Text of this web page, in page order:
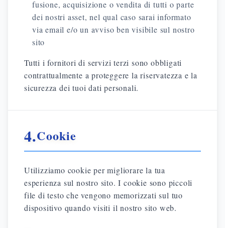
fusione, acquisizione o vendita di tutti o parte
dei nostri asset, nel qual caso sarai informato
via email e/o un avviso ben visibile sul nostro
sito
Tutti i fornitori di servizi terzi sono obbligati
contrattualmente a proteggere la riservatezza e la
sicurezza dei tuoi dati personali.
4.Cookie
Utilizziamo cookie per migliorare la tua
esperienza sul nostro sito. I cookie sono piccoli
file di testo che vengono memorizzati sul tuo
dispositivo quando visiti il nostro sito web.